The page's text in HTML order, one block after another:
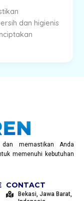
dan higienis
memastikan Anda
memenuhi kebutuhan
CONTACT
Bekasi, Jawa Barat,